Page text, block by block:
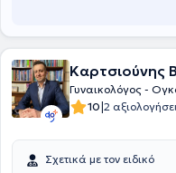
Καρτσιούνης
Γυναικολόγος -
10|2
Σχετικά με τον ειδικό